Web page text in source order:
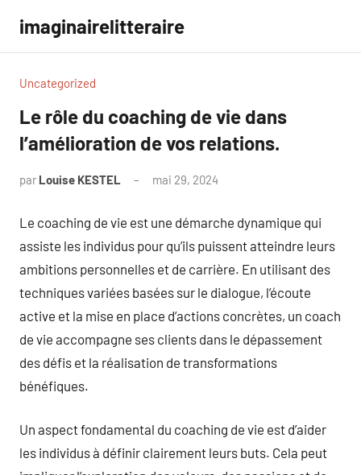
contenu
imaginairelitteraire
Uncategorized
Le rôle du coaching de vie dans
l’amélioration de vos relations.
par Louise KESTEL mai 29, 2024
Le coaching de vie est une démarche dynamique qui
assiste les individus pour qu’ils puissent atteindre leurs
ambitions personnelles et de carrière. En utilisant des
techniques variées basées sur le dialogue, l’écoute
active et la mise en place d’actions concrètes, un coach
de vie accompagne ses clients dans le dépassement
des défis et la réalisation de transformations
bénéfiques.
Un aspect fondamental du coaching de vie est d’aider
les individus à définir clairement leurs buts. Cela peut